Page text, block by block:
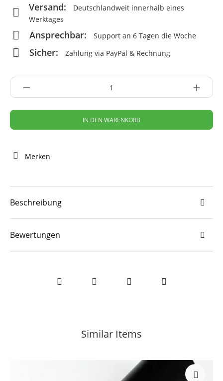
Versand:
Deutschlandweit innerhalb eines
Werktages
Ansprechbar: Support an 6 Tagen die Woche
Sicher: Zahlung via PayPal & Rechnung
IN DEN WARENKORB
Merken
Beschreibung
Bewertungen
Similar Items